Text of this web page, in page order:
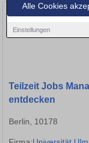
Alle Cookies
Einstellungen
Teilzeit Jobs
entdecken
Berlin, 10178